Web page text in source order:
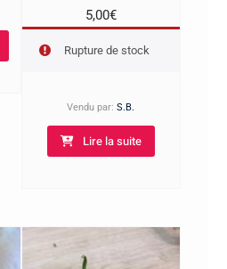
5,00€
Rupture de stock
Vendu par:S.B.
Lire la suite